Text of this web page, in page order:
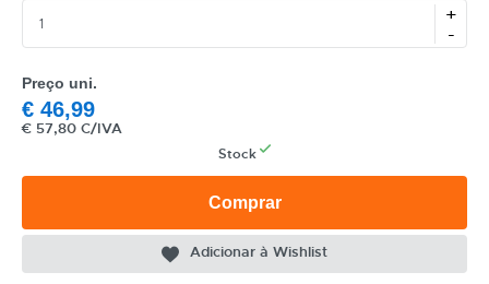
+
-
Preço uni.
€ 46,99
€ 57,80 C/IVA
Stock
Comprar
Adicionar à Wishlist
EAN